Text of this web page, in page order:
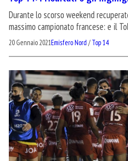
Durante lo scorso weekend
massimo campionato francese: e il
20 Gennaio 2021Emisfero Nord /Top 14